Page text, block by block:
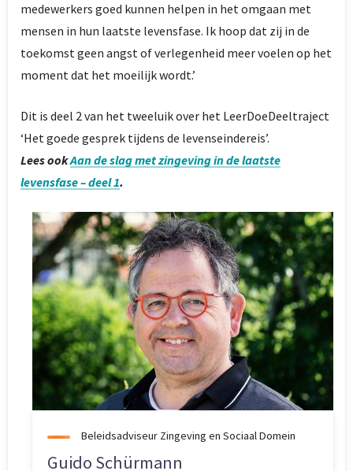
medewerkers goed kunnen helpen in het omgaan met
mensen in hun laatste levensfase. Ik hoop dat zij in de
toekomst geen angst of verlegenheid meer voelen op het
moment dat het moeilijk wordt.’
Dit is deel 2 van het tweeluik over het LeerDoeDeeltraject
‘Het goede gesprek tijdens de levenseindereis’.
Lees ookAan de slag met zingeving in de laatste
levensfase – deel 1.
Beleidsadviseur Zingeving en Sociaal Domein
Guido Schürmann